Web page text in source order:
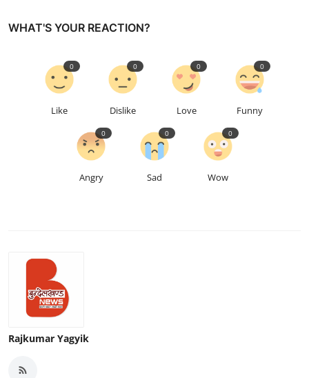
WHAT'S YOUR REACTION?
Like
0
Dislike
0
Love
0
Funny
0
Angry
0
Sad
0
Wow
0
Rajkumar Yagyik